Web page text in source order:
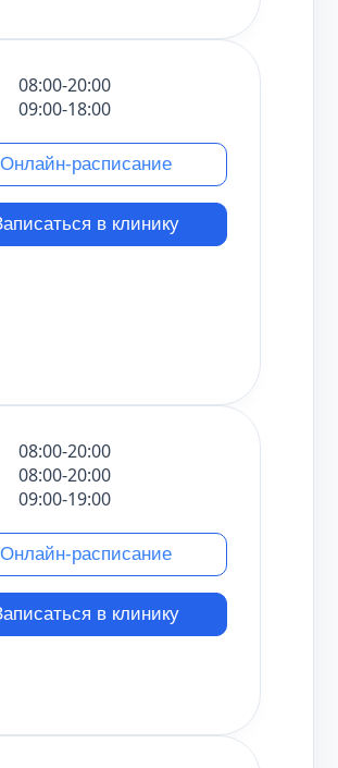
08:00-20:00
09:00-18:00
Онлайн-расписание
в клинику
08:00-20:00
08:00-20:00
09:00-19:00
Онлайн-расписание
в клинику